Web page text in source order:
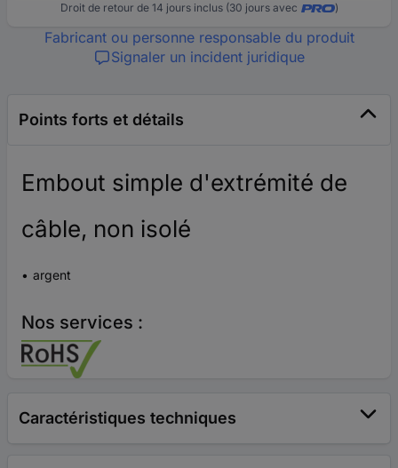
Droit de retour de 14 jours inclus (30 jours avec )
Fabricant ou personne responsable du produit
Signaler un incident juridique
Points forts et détails
Embout simple d'extrémité de
câble, non isolé
argent
Nos services :
Caractéristiques techniques